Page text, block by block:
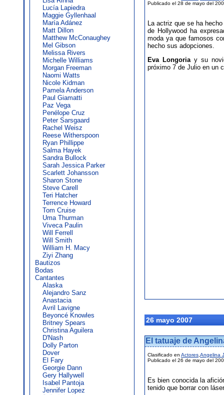
Lucía Lapiedra
Maggie Gyllenhaal
María Adánez
Matt Dillon
Matthew McConaughey
Mel Gibson
Melissa Rivers
Michelle Williams
Morgan Freeman
Naomi Watts
Nicole Kidman
Pamela Anderson
Paul Giamatti
Paz Vega
Penélope Cruz
Peter Sarsgaard
Rachel Weisz
Reese Witherspoon
Ryan Phillippe
Salma Hayek
Sandra Bullock
Sarah Jessica Parker
Scarlett Johansson
Sharon Stone
Steve Carell
Teri Hatcher
Terrence Howard
Tom Cruise
Uma Thurman
Viveca Paulin
Will Ferrell
Will Smith
William H. Macy
Ziyi Zhang
Bautizos
Bodas
Cantantes
Alaska
Alejandro Sanz
Anastacia
Avril Lavigne
Beyoncé Knowles
Britney Spears
Christina Aguilera
D'Nash
Dolly Parton
Dover
El Fary
Georgie Dann
Gery Hallywell
Isabel Pantoja
Jennifer Lopez
Publicado el 28 de mayo del
La actriz que se ha
de Hollywood ha
moda ya que famosos
hecho sus adopciones.
Eva Longoriay su
próximo 7 de Julio en un
26 mayo 2007
El tatuaje de
Clasificado en Actores Angelina
Publicado el 26 de mayo del
Es bien conocida la
tenido que borrar con